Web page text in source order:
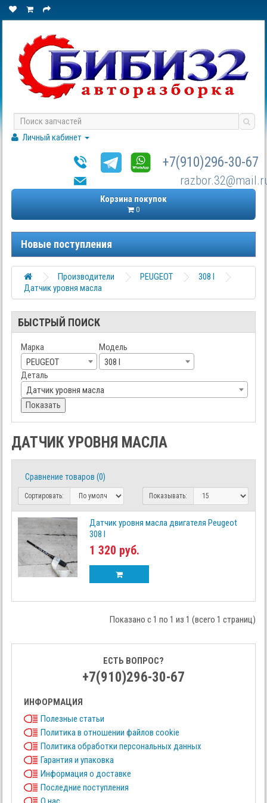
Личный кабинет
+7(910)296-30-67
Корзина покупок
0
Новые поступления
Производители PEUGEOT
308 I
Датчик уровня масла
БЫСТРЫЙ ПОИСК
Марка
PEUGEOT
Модель
308 I
Деталь
Датчик уровня масла
Показать
ДАТЧИК УРОВНЯ МАСЛА
Сравнение товаров (0)
Сортировать: Показывать:
Датчик уровня масла двигателя Peugeot
308 I
1 320 руб.
Показано с 1 по 1 из 1 (всего 1 страниц)
ЕСТЬ ВОПРОС?
+7(910)296-30-67
ИНФОРМАЦИЯ
Полезные статьи
Политика в отношении файлов cookie
Политика обработки персональных данных
Гарантия и упаковка
Информация о доставке
Последние поступления